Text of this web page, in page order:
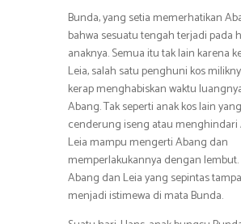
Bunda, yang setia memerhatikan
bahwa sesuatu tengah terjadi pada
anaknya. Semua itu tak lain karena
Leia, salah satu penghuni kos
kerap menghabiskan waktu
Abang. Tak seperti anak kos lain yang
cenderung iseng atau menghindari
Leia mampu mengerti Abang dan
memperlakukannya dengan
Abang dan Leia yang sepintas
menjadi istimewa di mata Bunda.